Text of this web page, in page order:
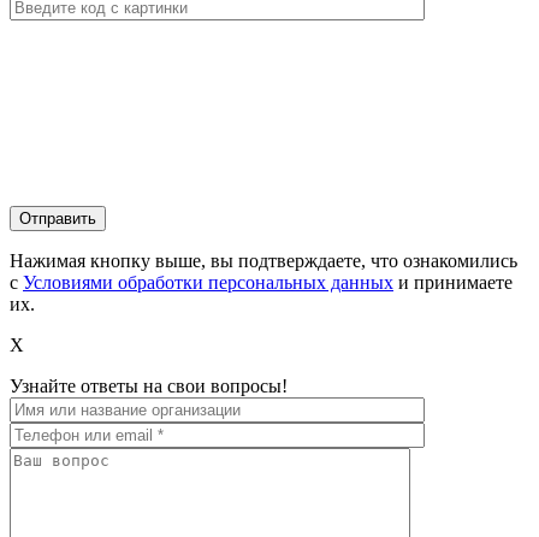
Нажимая кнопку выше, вы подтверждаете, что ознакомились
с Условиями обработки персональных данных и принимаете
их.
X
Узнайте ответы на свои вопросы!